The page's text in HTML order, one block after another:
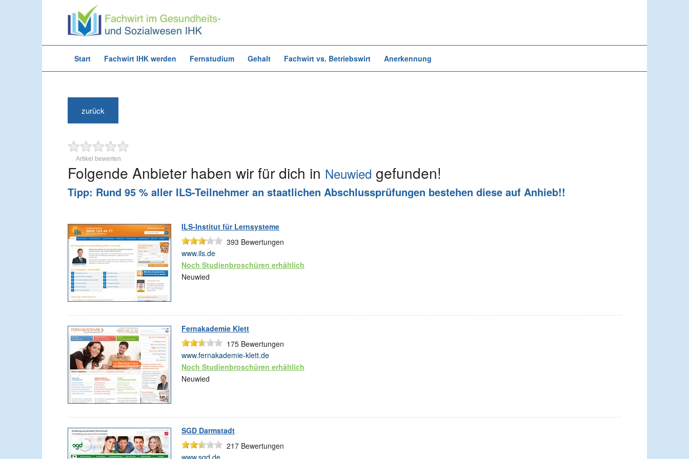
Start Fachwirt IHK werden Fernstudium Gehalt Fachwirt vs. Betriebswirt Anerkennung
zurück
Artikel bewerten
Folgende Anbieter haben wir für dich in Neuwied gefunden!
Tipp: Rund 95 % aller ILS-Teilnehmer an staatlichen Abschlussprüfungen bestehen diese auf Anhieb!!
ILS-Institut für Lernsysteme
393 Bewertungen
www.ils.de
Noch Studienbroschüren erhältlich
Neuwied
Fernakademie Klett
175 Bewertungen
www.fernakademie-klett.de
Noch Studienbroschüren erhältlich
Neuwied
SGD Darmstadt
217 Bewertungen
www.sgd.de